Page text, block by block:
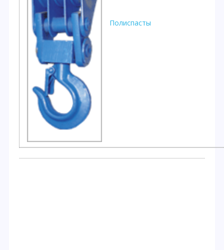
Полиспасты